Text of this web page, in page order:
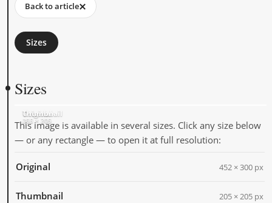
Back to article
Sizes
Sizes
Original
452 × 300
Thumbnail
205 × 205
This image is available in several sizes. Click any size below
— or any rectangle — to open it at full resolution:
Original 452 × 300 px
Thumbnail 205 × 205 px